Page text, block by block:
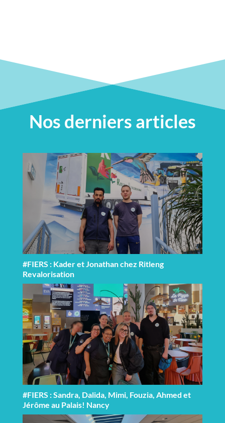
Nos derniers articles
#FIERS : Kader et Jonathan chez Ritleng
Revalorisation
#FIERS : Sandra, Dalida, Mimi, Fouzia, Ahmed et
Jérôme au Palais! Nancy